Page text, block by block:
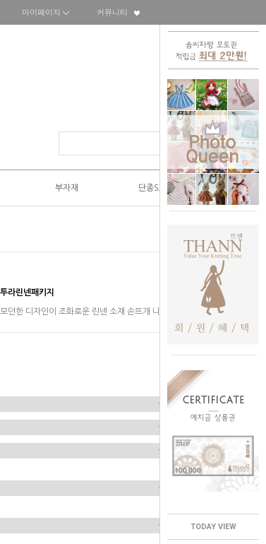
TODAY VIEW
마이페이지 커뮤니티
부자재 단종SALE50%
라린넨패키지
한 디자인이 조화로운 린넨 소재 손뜨개 니트